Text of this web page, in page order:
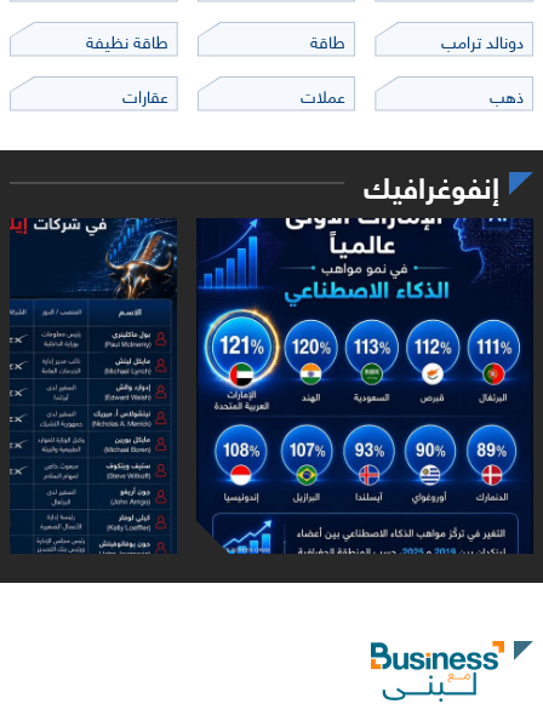
دونالد ترامب
طاقة
طاقة نظيفة
ذهب
عملات عقارات
إنفوغرافيك